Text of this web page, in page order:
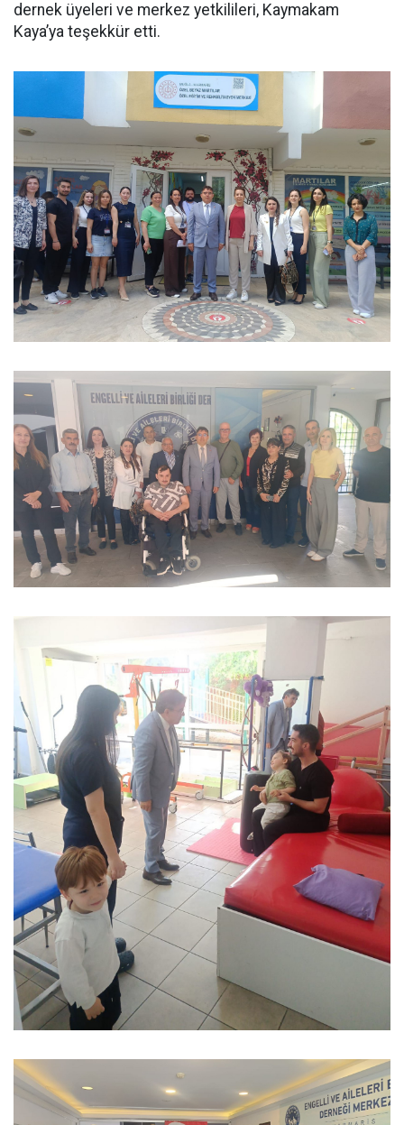
dernek üyeleri ve merkez yetkilileri, Kaymakam
Kaya’ya teşekkür etti.